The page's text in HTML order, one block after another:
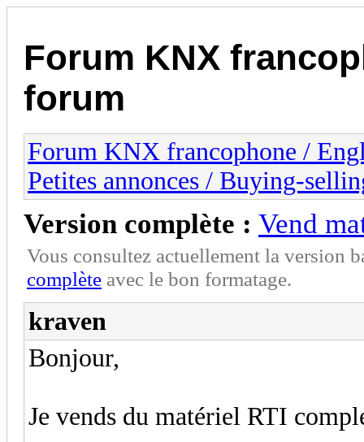
Forum KNX
forum
Forum KNX francophone /
Petites annonces / Buying-
Version complète : Vend
Vous consultez actuellement la version
complète avec le bon formatage.
kraven
Bonjour,
Je vends du matériel RTI